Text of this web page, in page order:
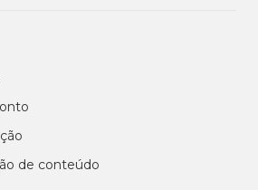
de conteúdo